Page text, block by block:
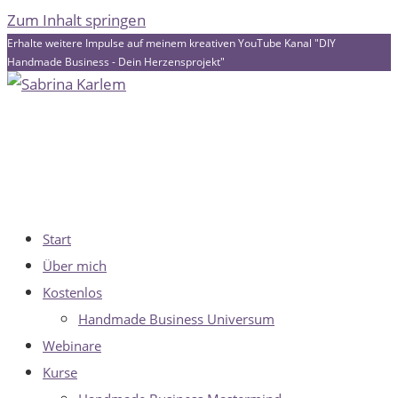
Zum Inhalt springen
Erhalte weitere Impulse auf meinem kreativen YouTube Kanal "DIY
Handmade Business - Dein Herzensprojekt"
Start
Über mich
Kostenlos
Handmade Business Universum
Webinare
Kurse